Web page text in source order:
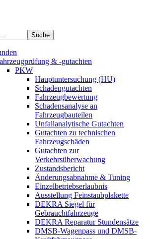
Suche
& -gutachten
PKW
Hauptuntersuchung (HU)
Schadengutachten
Fahrzeugbewertung
Schadensanalyse an
Fahrzeugbauteilen
Unfallanalytische Gutachten
Gutachten zu technischen
Fahrzeugschäden
Gutachten zur
Verkehrsüberwachung
Zustandsbericht
Änderungsabnahme & Tuning
Einzelbetriebserlaubnis
Ausstellung Feinstaubplakette
DEKRA Siegel für
Gebrauchtfahrzeuge
DEKRA Reparatur Stundensätze
DMSB-Wagenpass und DMSB-